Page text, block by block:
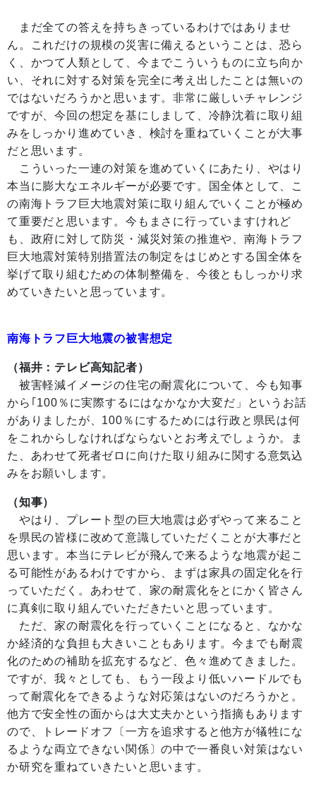
まだ全ての答えを持ちきっているわけではありませ
ん。これだけの規模の災害に備えるということは、恐ら
く、かつて人類として、今までこういうものに立ち向か
い、それに対する対策を完全に考え出したことは無いの
ではないだろうかと思います。非常に厳しいチャレンジ
ですが、今回の想定を基にしまして、冷静沈着に取り組
みをしっかり進めていき、検討を重ねていくことが大事
だと思います。
こういった一連の対策を進めていくにあたり、やはり
本当に膨大なエネルギーが必要です。国全体として、こ
の南海トラフ巨大地震対策に取り組んでいくことが極め
て重要だと思います。今もまさに行っていますけれど
も、政府に対して防災・減災対策の推進や、南海トラフ
巨大地震対策特別措置法の制定をはじめとする国全体を
挙げて取り組むための体制整備を、今後ともしっかり求
めていきたいと思っています。
南海トラフ巨大地震の被害想定
（福井：テレビ高知記者）
被害軽減イメージの住宅の耐震化について、今も知事
から｢100％に実際するにはなかなか大変だ」というお話
がありましたが、100％にするためには行政と県民は何
をこれからしなければならないとお考えでしょうか。ま
た、あわせて死者ゼロに向けた取り組みに関する意気込
みをお願いします。
（知事）
やはり、プレート型の巨大地震は必ずやって来ること
を県民の皆様に改めて意識していただくことが大事だと
思います。本当にテレビが飛んで来るような地震が起こ
る可能性があるわけですから、まずは家具の固定化を行
っていただく。あわせて、家の耐震化をとにかく皆さん
に真剣に取り組んでいただきたいと思っています。
ただ、家の耐震化を行っていくことになると、なかな
か経済的な負担も大きいこともあります。今までも耐震
化のための補助を拡充するなど、色々進めてきました。
ですが、我々としても、もう一段より低いハードルでも
って耐震化をできるような対応策はないのだろうかと。
他方で安全性の面からは大丈夫かという指摘もあります
ので、トレードオフ〔一方を追求すると他方が犠牲にな
るような両立できない関係〕の中で一番良い対策はない
か研究を重ねていきたいと思います。